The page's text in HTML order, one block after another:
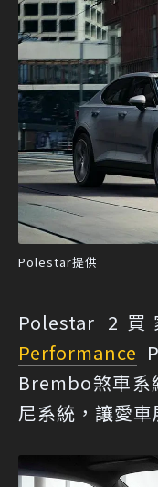
Polestar提供
Polestar 2
Performance
Brembo煞車
尼系統，讓愛